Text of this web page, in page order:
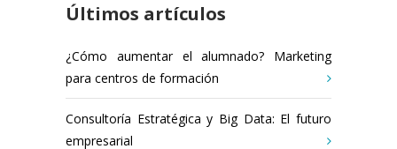
Últimos artículos
¿Cómo aumentar el alumnado? Marketing
para centros de formación
Consultoría Estratégica y Big Data: El futuro
empresarial